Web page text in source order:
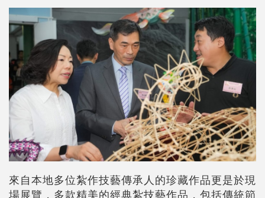
來自本地多位紮作技藝傳承人的珍藏作品更是於現
場展覽，多款精美的經典紮技藝作品，包括傳統節